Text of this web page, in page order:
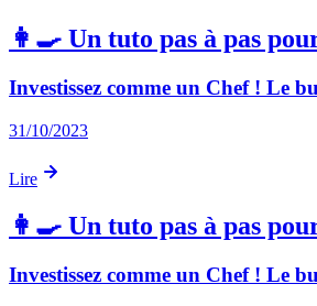
👩‍🍳 Un tuto pas à pas
Investissez comme un Chef ! Le
31/10/2023
Lire
👩‍🍳 Un tuto pas à pas
Investissez comme un Chef ! Le